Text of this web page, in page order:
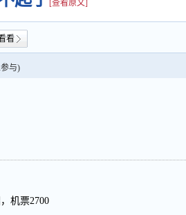
[查看原文]
看
与)
机票2700